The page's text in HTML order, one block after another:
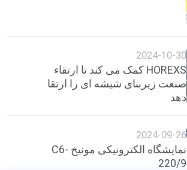
2024-10-30
HOREXS کمک می کند تا ارتقاء
صنعت زیربنای شیشه ای را ارتقا
دهد
2024-09-26
نمایشگاه الکترونیکی مونیخ C6-
220/9